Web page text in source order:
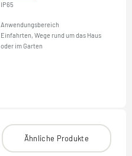
IP65
Anwendungsbereich
Einfahrten, Wege rund um das Haus
oder im Garten
Ähnliche Produkte